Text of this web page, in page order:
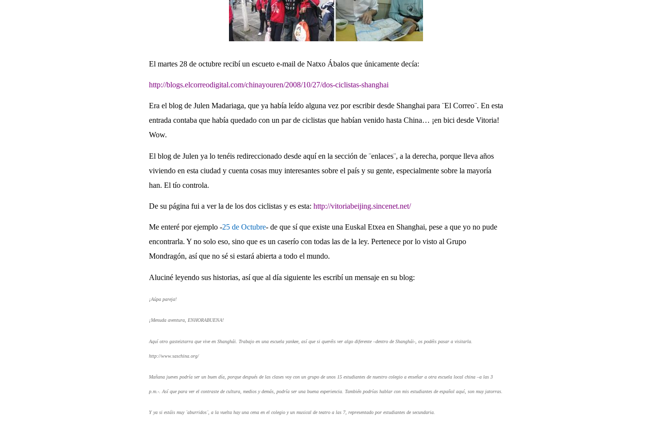
El martes 28 de octubre recibí un escueto e-mail de Natxo Ábalos que únicamente decía:
http://blogs.elcorreodigital.com/chinayouren/2008/10/27/dos-ciclistas-shanghai
Era el blog de Julen Madariaga, que ya había leído alguna vez por escribir desde Shanghai para ¨El Correo¨. En esta
entrada contaba que había quedado con un par de ciclistas que habían venido hasta China… ¡en bici desde Vitoria!
Wow.
El blog de Julen ya lo tenéis redireccionado desde aquí en la sección de ¨enlaces¨, a la derecha, porque lleva años
viviendo en esta ciudad y cuenta cosas muy interesantes sobre el país y su gente, especialmente sobre la mayoría
han. El tío controla.
De su página fui a ver la de los dos ciclistas y es esta: http://vitoriabeijing.sincenet.net/
Me enteré por ejemplo -25 de Octubre- de que sí que existe una Euskal Etxea en Shanghai, pese a que yo no pude
encontrarla. Y no solo eso, sino que es un caserío con todas las de la ley. Pertenece por lo visto al Grupo
Mondragón, así que no sé si estará abierta a todo el mundo.
Aluciné leyendo sus historias, así que al día siguiente les escribí un mensaje en su blog:
¡Aúpa pareja!
¡Menuda aventura, ENHORABUENA!
Aquí otro gasteiztarra que vive en Shanghái. Trabajo en una escuela yankee, así que si queréis ver algo diferente –dentro de Shanghái-, os podéis pasar a visitarla.
http://www.saschina.org/
Mañana jueves podría ser un buen día, porque después de las clases voy con un grupo de unos 15 estudiantes de nuestro colegio a enseñar a otra escuela local china –a las 3
p.m.-. Así que para ver el contraste de cultura, medios y demás, podría ser una buena experiencia. También podrías hablar con mis estudiantes de español aquí, son muy jatorras.
Y ya si estáis muy ¨aburridos¨, a la vuelta hay una cena en el colegio y un musical de teatro a las 7, representado por estudiantes de secundaria.